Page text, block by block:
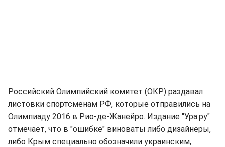
Российский Олимпийский комитет (ОКР) раздавал
листовки спортсменам РФ, которые отправились на
Олимпиаду 2016 в Рио-де-Жанейро. Издание "Ура.ру"
отмечает, что в "ошибке" виноваты либо дизайнеры,
либо Крым специально обозначили украинским,